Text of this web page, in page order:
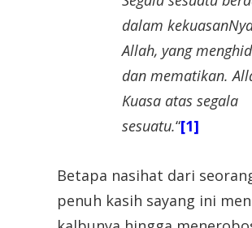
dalam
Allah, yang
dan mematikan.
Kuasa atas segala
sesuatu.“[1]
Betapa nasihat dari
penuh kasih sayang ini